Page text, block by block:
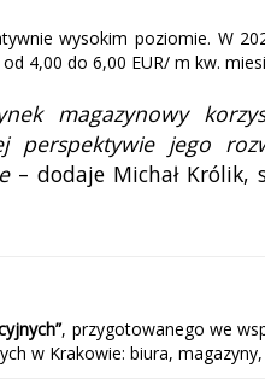
wysokim poziomie. W
4,00 do 6,00 EUR/ m kw.
magazynowy
perspektywie jego
– dodaje Michał Królik,
, przygotowanego we
w Krakowie: biura,